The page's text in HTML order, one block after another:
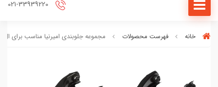
خانه فهرست محصولات مجموعه جلوبندی امیرنیا مناسب برای ال90